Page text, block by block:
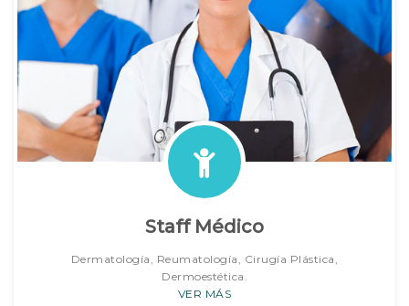
Staff Médico
Dermatología, Reumatología, Cirugía Plástica,
Dermoestética.
VER MÁS